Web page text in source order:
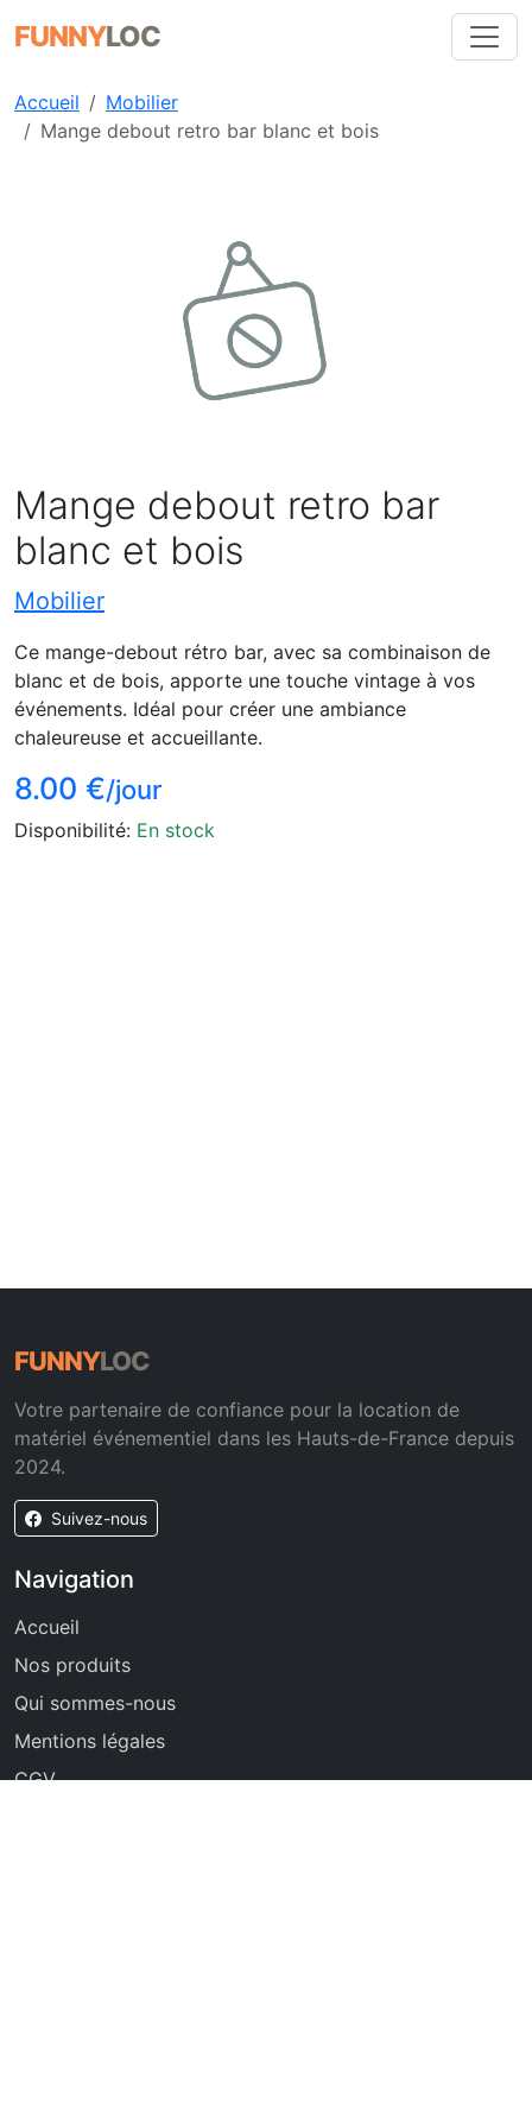
FUNNYLOC
Accueil
Mobilier
Mange debout retro bar blanc et bois
Mange debout retro bar
blanc et bois
Mobilier
Ce mange-debout rétro bar, avec sa combinaison de
blanc et de bois, apporte une touche vintage à vos
événements. Idéal pour créer une ambiance
chaleureuse et accueillante.
8.00 €/jour
Disponibilité: En stock
FUNNYLOC
Votre partenaire de confiance pour la location de
matériel événementiel dans les Hauts-de-France depuis
2024.
Suivez-nous
Navigation
Accueil
Nos produits
Qui sommes-nous
Mentions légales
CGV